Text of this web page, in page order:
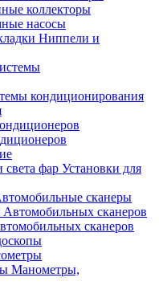
коллекторы
насосы
Ниппели и
кондиционирования
Установки для
сканеры
сканеров
Манометры,